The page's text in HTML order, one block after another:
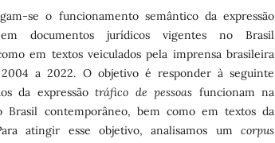
se o funcionamento semântico da expressão
documentos jurídicos vigentes no Brasil
em textos veiculados pela imprensa brasileira
a 2022. O objetivo é responder à seguinte
da expressãotráfico de pessoas funcionam na
Brasil contemporâneo, bem como em textos da
atingir esse objetivo, analisamos um corpus